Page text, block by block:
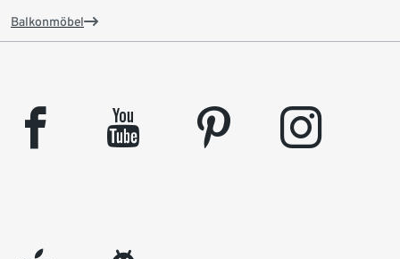
Balkonmöbel
facebook youtube pinterest instagram